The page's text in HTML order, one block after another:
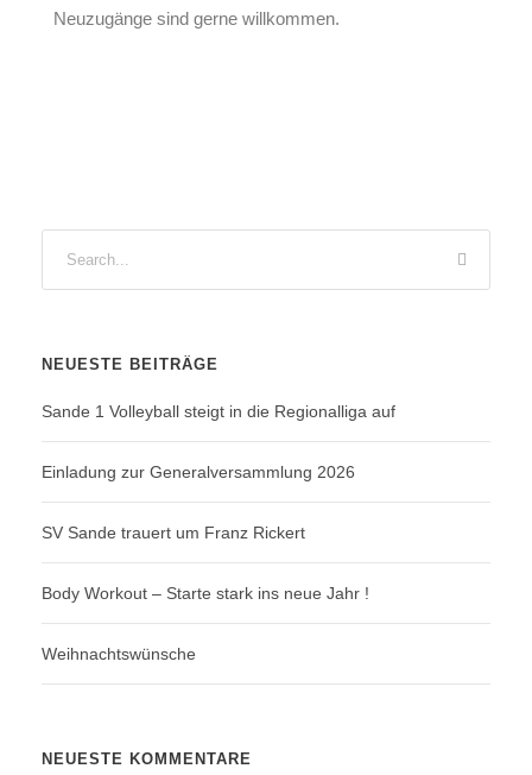
Neuzugänge sind gerne willkommen.
NEUESTE BEITRÄGE
Sande 1 Volleyball steigt in die Regionalliga auf
Einladung zur Generalversammlung 2026
SV Sande trauert um Franz Rickert
Body Workout – Starte stark ins neue Jahr !
Weihnachtswünsche
NEUESTE KOMMENTARE